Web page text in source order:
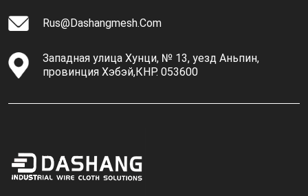
Rus@dashangmesh.com
Западная улица Хунци, № 13, уезд Аньпин,
провинция Хэбэй,КНР. 053600